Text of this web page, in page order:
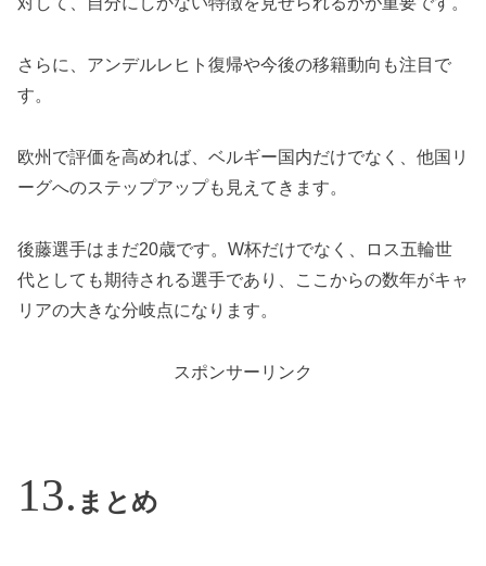
さらに、アンデルレヒト復帰や今後の移籍動向も注目で
す。
欧州で評価を高めれば、ベルギー国内だけでなく、他国リ
ーグへのステップアップも見えてきます。
後藤選手はまだ20歳です。W杯だけでなく、ロス五輪世
代としても期待される選手であり、ここからの数年がキャ
リアの大きな分岐点になります。
スポンサーリンク
まとめ